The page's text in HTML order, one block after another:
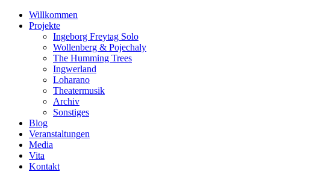
Skip
Willkommen
Projekte
Ingeborg Freytag Solo
Wollenberg & Pojechaly
The Humming Trees
Ingwerland
Loharano
Theatermusik
Archiv
Sonstiges
Blog
Veranstaltungen
Media
Vita
Kontakt